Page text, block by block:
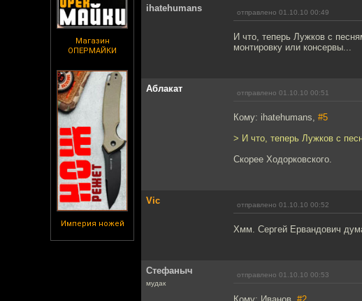
Магазин
ОПЕРМАЙКИ
Империя ножей
ihatehumans отправлено 01.10.10 00:49
И что, теперь Лужков с
монтировку или консервы...
Аблакат отправлено 01.10.10 00:51
Кому: ihatehumans, #5
> И что, теперь Лужков с
Скорее Ходорковского.
Vic отправлено 01.10.10 00:52
Хмм. Сергей Ервандович
Стефаныч
мудак
отправлено 01.10.10 00:53